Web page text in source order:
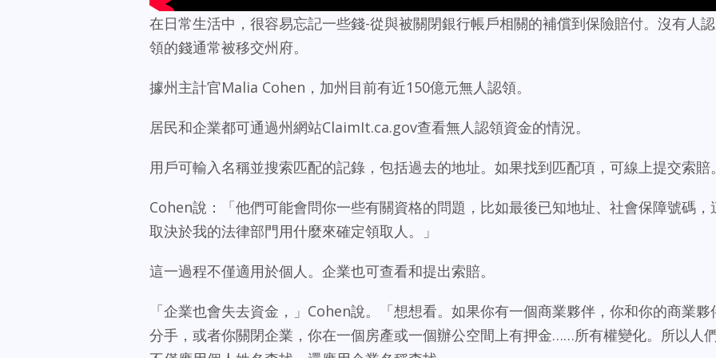
在日常生活中，很容易忘記一些錢-從與被關閉銀行帳戶相關的補償到保險賠付。沒有人認
領的錢通常被移交州府。
據州主計官Malia Cohen，加州目前有近150億元無人認領。
居民和企業都可通過州網站ClaimIt.ca.gov查看無人認領資金的情況。
用戶可輸入名稱並搜索匹配的記錄，包括過去的地址。如果找到匹配項，可線上提交索賠。
Cohen說：「他們可能會問你一些有關資格的問題，比如最後已知地址、社會保障號碼，
取決於我的法律部門用什麼來確定領取人。」
這一過程不僅適用於個人。企業也可查看和提出索賠。
「企業也會失去資金，」Cohen說。「想想看。如果你有一個商業夥伴，你和你的商業夥
分手，或者你關閉企業，你在一個房產或一個辦公空間上有押金……所有權變化。所以人